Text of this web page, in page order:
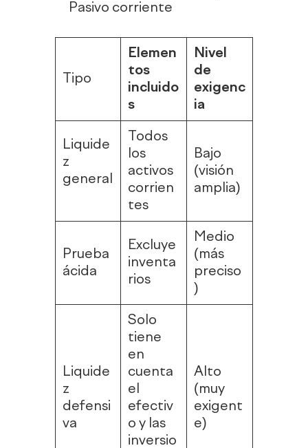
Pasivo corriente
Tipo
Elemen
tos
incluido
s
Nivel
de
exigenc
ia
Liquide
z
general
Todos
los
activos
corrien
tes
Bajo
(visión
amplia)
Prueba
ácida
Excluye
inventa
rios
Medio
(más
preciso
)
Liquide
z
defensi
va
Solo
tiene
en
cuenta
el
efectiv
o y las
inversio
Alto
(muy
exigent
e)